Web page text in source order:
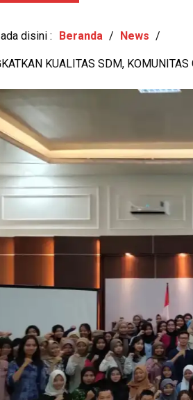
disini : Beranda / News /
KUALITAS SDM,